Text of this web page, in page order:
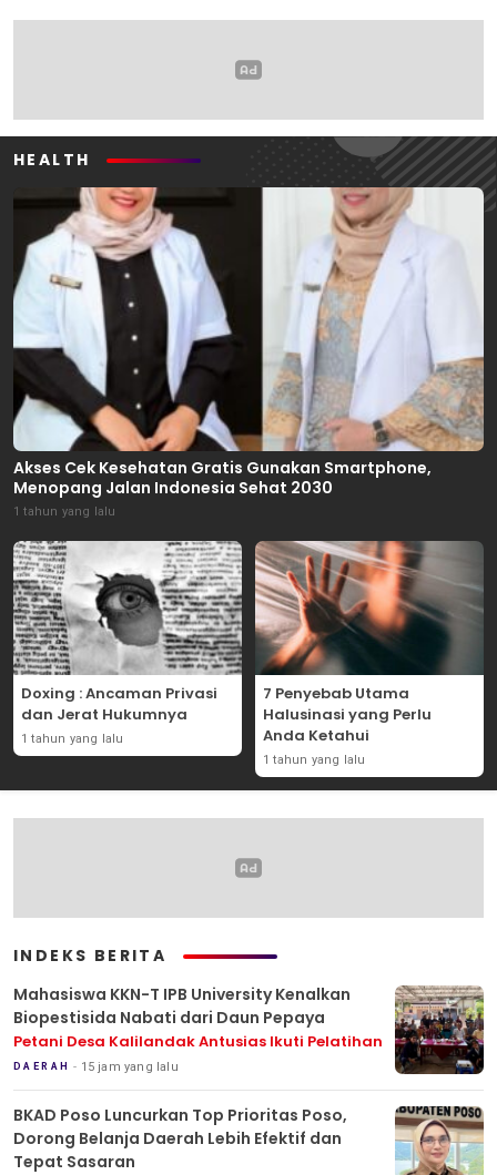
HEALTH
Akses Cek Kesehatan Gratis Gunakan Smartphone,
Menopang Jalan Indonesia Sehat 2030
1 tahun yang lalu
Doxing : Ancaman Privasi
dan Jerat Hukumnya
1 tahun yang lalu
7 Penyebab Utama
Halusinasi yang Perlu
Anda Ketahui
1 tahun yang lalu
INDEKS BERITA
Mahasiswa KKN-T IPB University Kenalkan
Biopestisida Nabati dari Daun Pepaya
Petani Desa Kalilandak Antusias Ikuti Pelatihan
DAERAH 15 jam yang lalu
BKAD Poso Luncurkan Top Prioritas Poso,
Dorong Belanja Daerah Lebih Efektif dan
Tepat Sasaran